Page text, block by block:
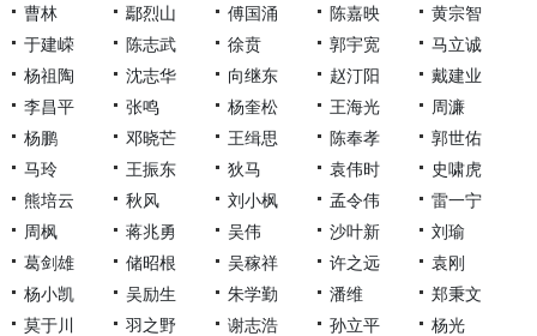
曹林
鄢烈山 傅国涌 陈嘉映
黄宗智
于建嵘
陈志武 徐贲 郭宇宽
马立诚
杨祖陶
沈志华 向继东 赵汀阳
戴建业
李昌平
张鸣 杨奎松 王海光
周濂
杨鹏
邓晓芒 王缉思 陈奉孝
郭世佑
马玲
王振东 狄马 袁伟时
史啸虎
熊培云
秋风 刘小枫 孟令伟
雷一宁
周枫
蒋兆勇 吴伟 沙叶新
刘瑜
葛剑雄
储昭根 吴稼祥 许之远
袁刚
杨小凯
吴励生 朱学勤 潘维
郑秉文
莫于川
羽之野 谢志浩 孙立平 杨光